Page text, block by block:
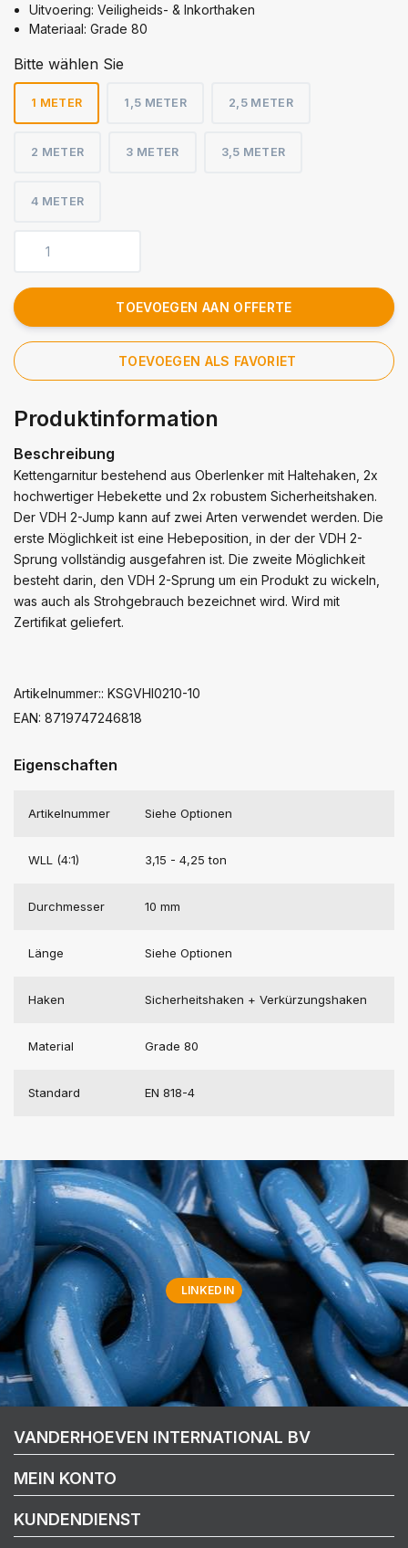
Uitvoering: Veiligheids- & Inkorthaken
Materiaal: Grade 80
Bitte wählen Sie
1 METER 1,5 METER 2,5 METER
2 METER 3 METER 3,5 METER
4 METER
TOEVOEGEN AAN OFFERTE
TOEVOEGEN ALS FAVORIET
Produktinformation
Beschreibung
Kettengarnitur bestehend aus Oberlenker mit Haltehaken, 2x
hochwertiger Hebekette und 2x robustem Sicherheitshaken.
Der VDH 2-Jump kann auf zwei Arten verwendet werden. Die
erste Möglichkeit ist eine Hebeposition, in der der VDH 2-
Sprung vollständig ausgefahren ist. Die zweite Möglichkeit
besteht darin, den VDH 2-Sprung um ein Produkt zu wickeln,
was auch als Strohgebrauch bezeichnet wird. Wird mit
Zertifikat geliefert.
Artikelnummer:: KSGVHI0210-10
EAN: 8719747246818
Eigenschaften
Artikelnummer Siehe Optionen
WLL (4:1) 3,15 - 4,25 ton
Durchmesser 10 mm
Länge Siehe Optionen
Haken Sicherheitshaken + Verkürzungshaken
Material Grade 80
Standard EN 818-4
LINKEDIN
VANDERHOEVEN INTERNATIONAL BV
MEIN KONTO
KUNDENDIENST